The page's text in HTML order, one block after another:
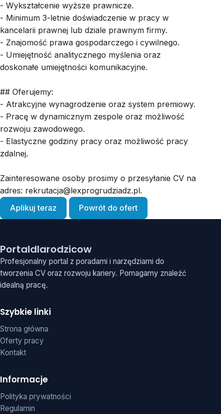
- Wykształcenie wyższe prawnicze.
- Minimum 3-letnie doświadczenie w pracy w
kancelarii prawnej lub dziale prawnym firmy.
- Znajomość prawa gospodarczego i cywilnego.
- Umiejętność analitycznego myślenia oraz
doskonałe umiejętności komunikacyjne.
## Oferujemy:
- Atrakcyjne wynagrodzenie oraz system premiowy.
- Pracę w dynamicznym zespole oraz możliwość
rozwoju zawodowego.
- Elastyczne godziny pracy oraz możliwość pracy
zdalnej.
Zainteresowane osoby prosimy o przesyłanie CV na
adres: rekrutacja@lexprogrudziadz.pl.
Aplikuj teraz
Powrót do ofert
Portaldlarodzicow
Profesjonalny portal z poradami i narzędziami do
tworzenia CV oraz rozwoju kariery. Pomagamy znaleźć
idealną pracę.
Szybkie linki
Strona główna
Oferty pracy
Kontakt
Informacje
Polityka prywatności
Regulamin